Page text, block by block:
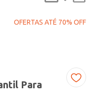
OFERTAS ATÉ 70% OFF
Para